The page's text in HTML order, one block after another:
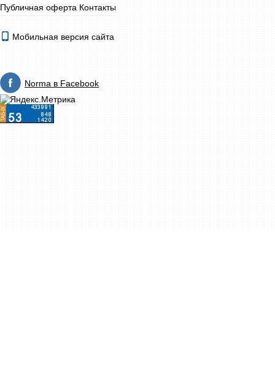
Публичная оферта Контакты
Мобильная версия сайта
Norma в Facebook